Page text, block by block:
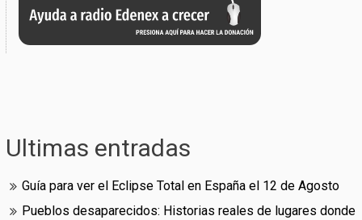
Ultimas entradas
Guía para ver el Eclipse Total en España el 12 de Agosto
Pueblos desaparecidos: Historias reales de lugares donde